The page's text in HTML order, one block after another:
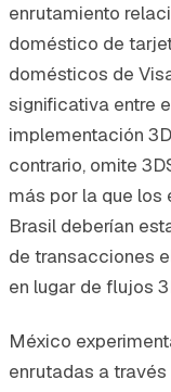
enrutamiento
doméstico de
domésticos de
significativa entre
implementación
contrario, omite
más por la que los
Brasil deberían
de transacciones
en lugar de flujos
México
enrutadas a